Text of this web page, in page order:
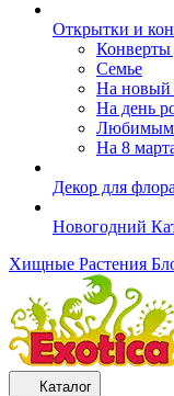
Открытки и
Конверты
Семье
На новый
На день
Любимым
На 8
Декор для
Новогодний
Хищные Растения
Каталог